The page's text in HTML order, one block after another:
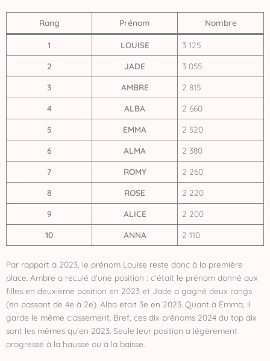
Rang Prénom Nombre
1 LOUISE 3 125
2 JADE 3 055
3 AMBRE 2 815
4 ALBA 2 660
5 EMMA 2 520
6 ALMA 2 380
7 ROMY 2 260
8 ROSE 2 220
9 ALICE 2 200
10 ANNA 2 110
Par rapport à 2023, le prénom Louise reste donc à la première
place. Ambre a reculé d’une position : c’était le prénom donné aux
filles en deuxième position en 2023 et Jade a gagné deux rangs
(en passant de 4e à 2e). Alba était 3e en 2023. Quant à Emma, il
garde le même classement. Bref, ces dix prénoms 2024 du top dix
sont les mêmes qu’en 2023. Seule leur position a légèrement
progressé à la hausse ou à la baisse.